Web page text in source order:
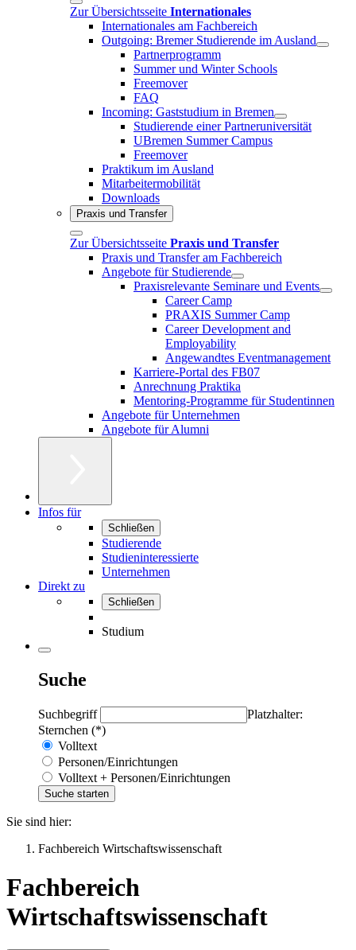
Zur Übersichtsseite Internationales
Internationales am Fachbereich
Outgoing: Bremer Studierende im Ausland
Partnerprogramm
Summer und Winter Schools
Freemover
FAQ
Incoming: Gaststudium in Bremen
Studierende einer Partneruniversität
UBremen Summer Campus
Freemover
Praktikum im Ausland
Mitarbeitermobilität
Downloads
Praxis und Transfer
Zur Übersichtsseite Praxis und Transfer
Praxis und Transfer am Fachbereich
Angebote für Studierende
Praxisrelevante Seminare und Events
Career Camp
PRAXIS Summer Camp
Career Development and
Employability
Angewandtes Eventmanagement
Karriere-Portal des FB07
Anrechnung Praktika
Mentoring-Programme für Studentinnen
Angebote für Unternehmen
Angebote für Alumni
Infos für
Schließen
Studierende
Studieninteressierte
Unternehmen
Direkt zu
Schließen
Studium
Suche
Suchbegriff
Platzhalter:
Sternchen (*)
Volltext
Personen/Einrichtungen
Volltext + Personen/Einrichtungen
Sie sind hier:
Fachbereich Wirtschaftswissenschaft
Fachbereich
Wirtschaftswissenschaft